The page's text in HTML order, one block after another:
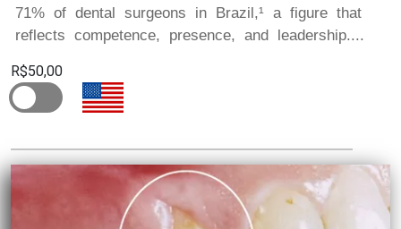
71% of dental surgeons in Brazil,¹ a figure that
reflects competence, presence, and leadership....
R$50,00